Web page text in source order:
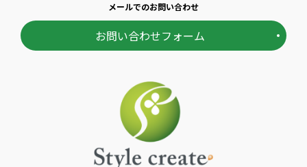
メールでのお問い合わせ
お問い合わせフォーム